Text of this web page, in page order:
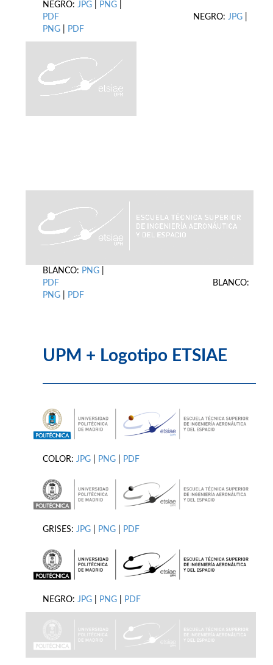
NEGRO: JPG PNG
PDF NEGRO: JPG
PNG
PDF
BLANCO: PNG
PDF BLANCO:
PNG
PDF
UPM + Logotipo ETSIAE
COLOR: JPG PNG PDF
GRISES: JPG PNG PDF
NEGRO: JPG PNG PDF